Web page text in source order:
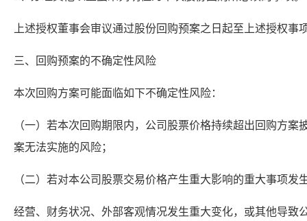
上述授权董事会审议通过股份回购预案之日起至上述授权事
三、回购预案的不确定性风险
本次回购方案可能面临如下不确定性风险：
（一）若本次回购期限内，公司股票价格持续超出回购方案
案无法实施的风险；
（二）若对本公司股票交易价格产生重大影响的重大事项发
经营、财务状况、外部客观情况发生重大变化，或其他导致